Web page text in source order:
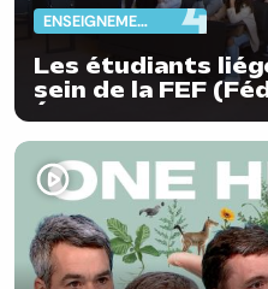
ENSEIGNEMENT
Les étudiants
sein de la FEF